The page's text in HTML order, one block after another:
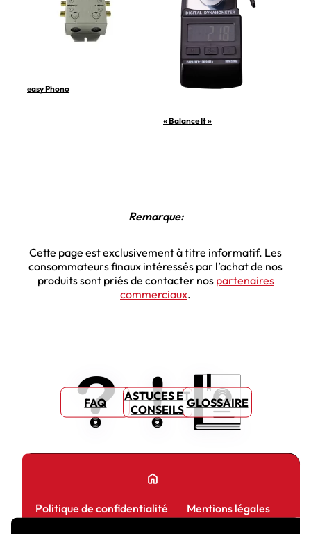
easy Phono
« Balance It »
Remarque:
Cette page est exclusivement à titre informatif. Les
consommateurs finaux intéressés par l’achat de nos
produits sont priés de contacter nos partenaires
commerciaux.
FAQ
ASTUCES ET
CONSEILSGLOSSAIRE
home
Politique de confidentialité Mentions légales